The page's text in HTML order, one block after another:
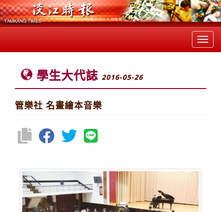
學生大代誌 2016-05-26
管樂社 名畫繪本音樂